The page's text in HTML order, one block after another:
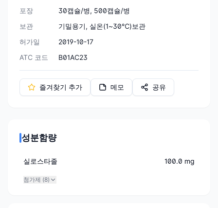
포장
30캡슐/병, 500캡슐/병
보관
기밀용기, 실온(1~30℃)보관
허가일
2019-10-17
ATC 코드
B01AC23
즐겨찾기 추가 메모 공유
성분함량
실로스타졸 100.0 mg
첨가제 (8)